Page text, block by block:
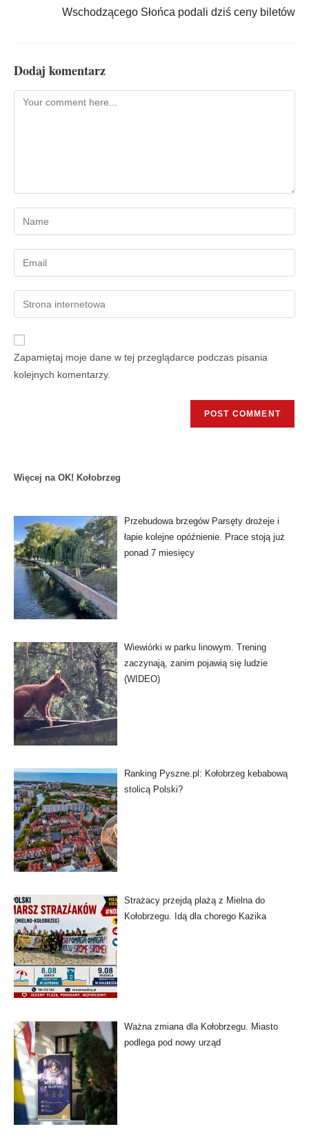
Wschodzącego Słońca podali dziś ceny biletów
Dodaj komentarz
Zapamiętaj moje dane w tej przeglądarce podczas pisania
kolejnych komentarzy.
Więcej na OK! Kołobrzeg
Przebudowa brzegów Parsęty drożeje i
łapie kolejne opóźnienie. Prace stoją już
ponad 7 miesięcy
Wiewiórki w parku linowym. Trening
zaczynają, zanim pojawią się ludzie
(WIDEO)
Ranking Pyszne.pl: Kołobrzeg kebabową
stolicą Polski?
Strażacy przejdą plażą z Mielna do
Kołobrzegu. Idą dla chorego Kazika
Ważna zmiana dla Kołobrzegu. Miasto
podlega pod nowy urząd